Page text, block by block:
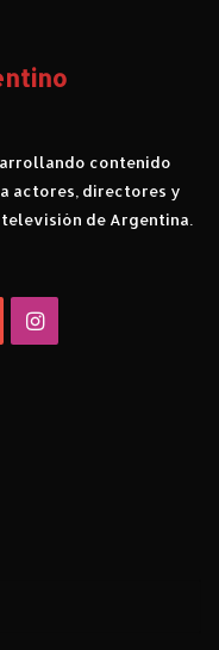
contenido
actores, directores y
de Argentina.
YouTubeInstagram